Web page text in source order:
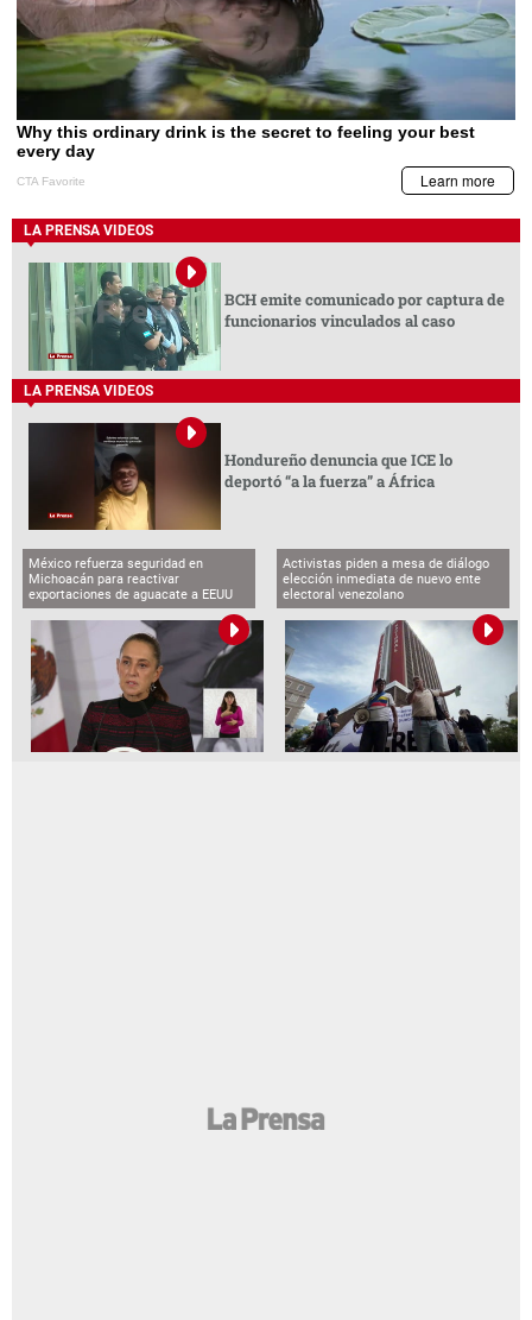
LA PRENSA VIDEOS
BCH emite comunicado por captura de
funcionarios vinculados al caso
LA PRENSA VIDEOS
Hondureño denuncia que ICE lo
deportó “a la fuerza” a África
México refuerza seguridad en
Michoacán para reactivar
exportaciones de aguacate a EEUU
Activistas piden a mesa de diálogo
elección inmediata de nuevo ente
electoral venezolano